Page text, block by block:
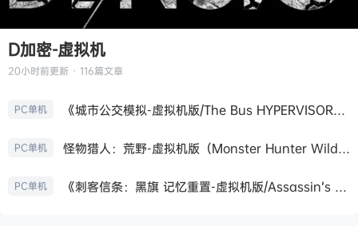
D加密-虚拟机
20小时前更新 · 116篇文章
PC单机 《城市公交模拟-虚拟机版/The Bus HYPERVISOR》免安装中文版
PC单机 怪物猎人：荒野-虚拟机版（Monster Hunter Wilds HYPERVISOR）免安装中文版
PC单机 《刺客信条：黑旗 记忆重置-虚拟机版/Assassin’s Creed Black Flag Resynced HYPERVISOR》免安装中文版